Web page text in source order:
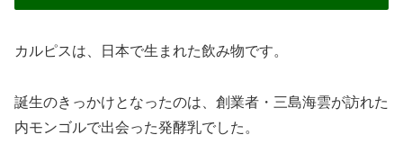
カルピスは、日本で生まれた飲み物です。
誕生のきっかけとなったのは、創業者・三島海雲が訪れた
内モンゴルで出会った発酵乳でした。